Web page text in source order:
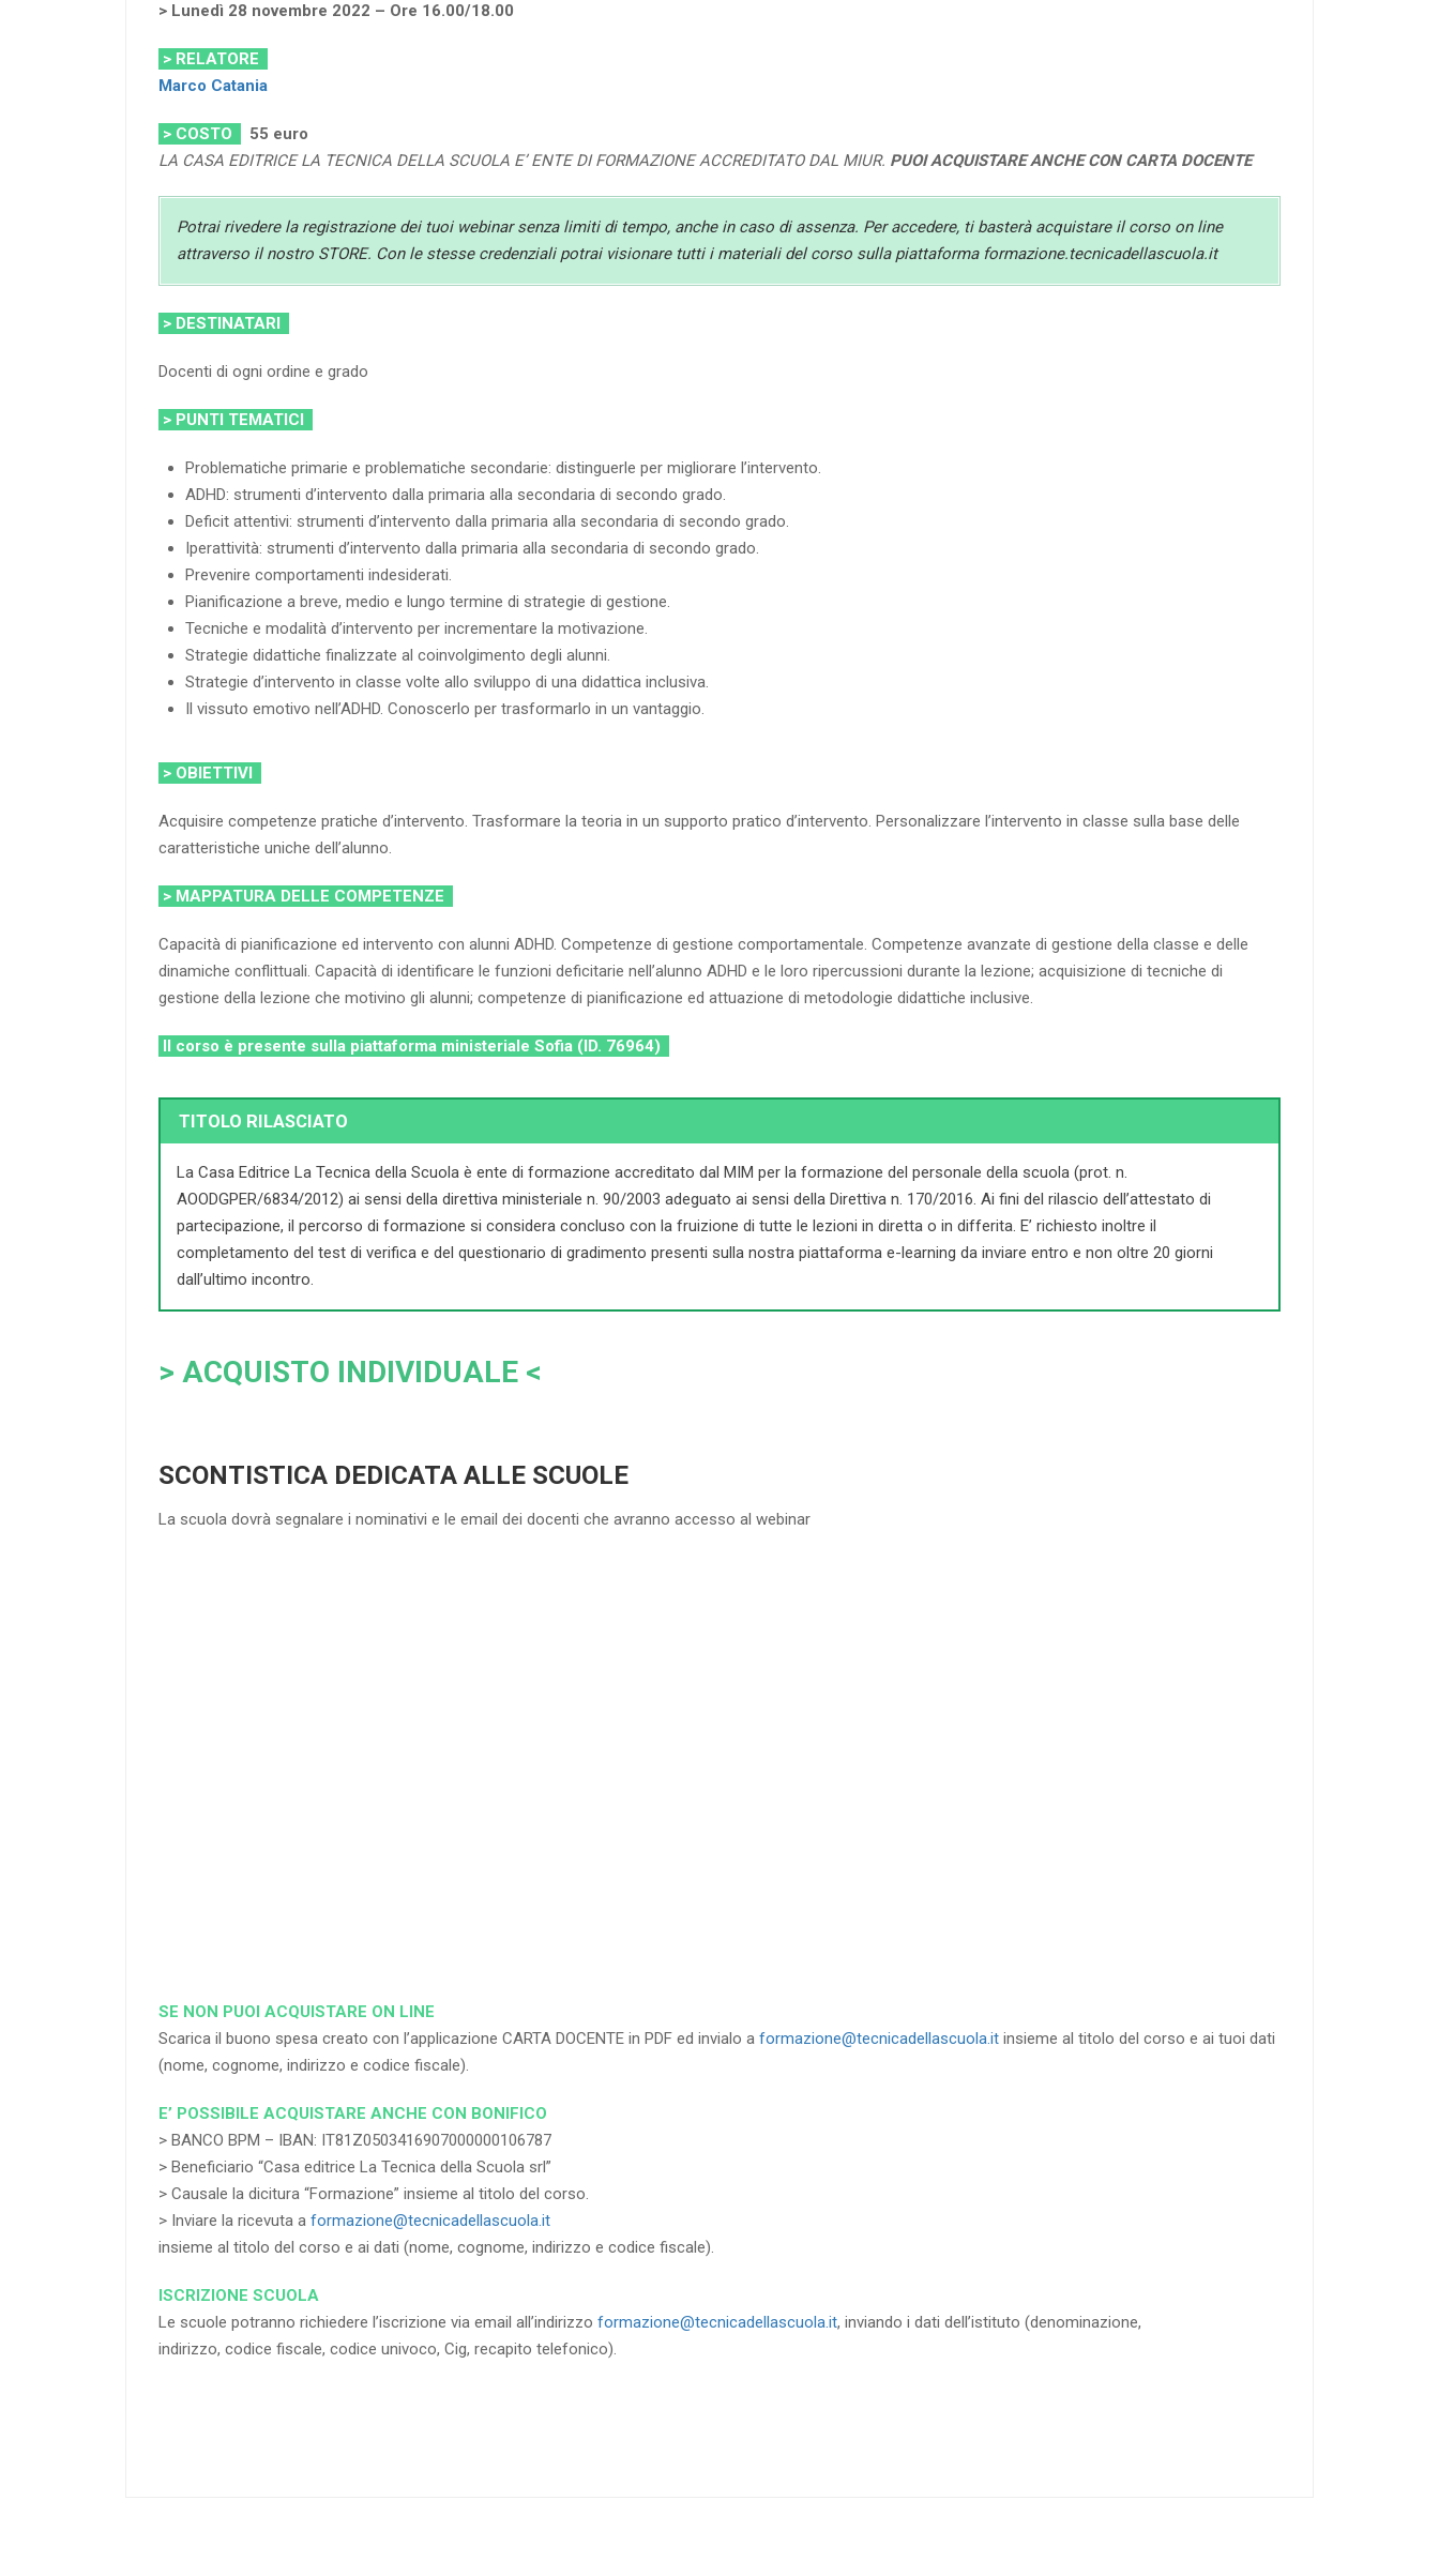
> Lunedì 28 novembre 2022 – Ore 16.00/18.00
> RELATORE
Marco Catania
> COSTO
55 euro
LA CASA EDITRICE LA TECNICA DELLA SCUOLA E’ ENTE DI FORMAZIONE ACCREDITATO DAL MIUR. PUOI ACQUISTARE ANCHE CON CARTA DOCENTE
Potrai rivedere la registrazione dei tuoi webinar senza limiti di tempo, anche in caso di assenza. Per accedere, ti basterà acquistare il corso on line
attraverso il nostro STORE. Con le stesse credenziali potrai visionare tutti i materiali del corso sulla piattaforma formazione.tecnicadellascuola.it
> DESTINATARI
Docenti di ogni ordine e grado
> PUNTI TEMATICI
Problematiche primarie e problematiche secondarie: distinguerle per migliorare l’intervento.
ADHD: strumenti d’intervento dalla primaria alla secondaria di secondo grado.
Deficit attentivi: strumenti d’intervento dalla primaria alla secondaria di secondo grado.
Iperattività: strumenti d’intervento dalla primaria alla secondaria di secondo grado.
Prevenire comportamenti indesiderati.
Pianificazione a breve, medio e lungo termine di strategie di gestione.
Tecniche e modalità d’intervento per incrementare la motivazione.
Strategie didattiche finalizzate al coinvolgimento degli alunni.
Strategie d’intervento in classe volte allo sviluppo di una didattica inclusiva.
Il vissuto emotivo nell’ADHD. Conoscerlo per trasformarlo in un vantaggio.
> OBIETTIVI
Acquisire competenze pratiche d’intervento. Trasformare la teoria in un supporto pratico d’intervento. Personalizzare l’intervento in classe sulla base delle
caratteristiche uniche dell’alunno.
> MAPPATURA DELLE COMPETENZE
Capacità di pianificazione ed intervento con alunni ADHD. Competenze di gestione comportamentale. Competenze avanzate di gestione della classe e delle
dinamiche conflittuali. Capacità di identificare le funzioni deficitarie nell’alunno ADHD e le loro ripercussioni durante la lezione; acquisizione di tecniche di
gestione della lezione che motivino gli alunni; competenze di pianificazione ed attuazione di metodologie didattiche inclusive.
Il corso è presente sulla piattaforma ministeriale Sofia (ID. 76964)
TITOLO RILASCIATO
La Casa Editrice La Tecnica della Scuola è ente di formazione accreditato dal MIM per la formazione del personale della scuola (prot. n.
AOODGPER/6834/2012) ai sensi della direttiva ministeriale n. 90/2003 adeguato ai sensi della Direttiva n. 170/2016. Ai fini del rilascio dell’attestato di
partecipazione, il percorso di formazione si considera concluso con la fruizione di tutte le lezioni in diretta o in differita. E’ richiesto inoltre il
completamento del test di verifica e del questionario di gradimento presenti sulla nostra piattaforma e-learning da inviare entro e non oltre 20 giorni
dall’ultimo incontro.
> ACQUISTO INDIVIDUALE <
SCONTISTICA DEDICATA ALLE SCUOLE
La scuola dovrà segnalare i nominativi e le email dei docenti che avranno accesso al webinar
SE NON PUOI ACQUISTARE ON LINE
Scarica il buono spesa creato con l’applicazione CARTA DOCENTE in PDF ed invialo a formazione@tecnicadellascuola.it insieme al titolo del corso e ai tuoi dati
(nome, cognome, indirizzo e codice fiscale).
E’ POSSIBILE ACQUISTARE ANCHE CON BONIFICO
> BANCO BPM – IBAN: IT81Z0503416907000000106787
> Beneficiario “Casa editrice La Tecnica della Scuola srl”
> Causale la dicitura “Formazione” insieme al titolo del corso.
> Inviare la ricevuta a formazione@tecnicadellascuola.it
insieme al titolo del corso e ai dati (nome, cognome, indirizzo e codice fiscale).
ISCRIZIONE SCUOLA
Le scuole potranno richiedere l’iscrizione via email all’indirizzo formazione@tecnicadellascuola.it, inviando i dati dell’istituto (denominazione,
indirizzo, codice fiscale, codice univoco, Cig, recapito telefonico).